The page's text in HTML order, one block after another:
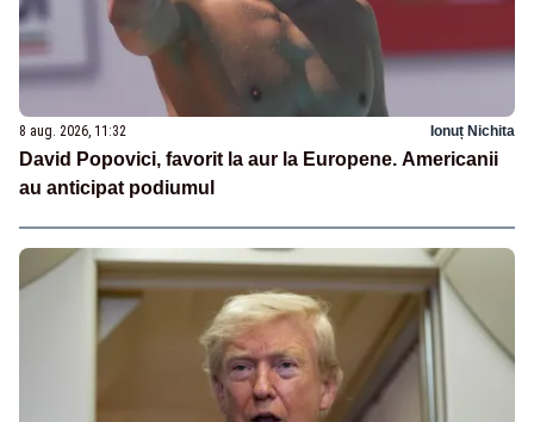
8 aug. 2026, 11:32 Ionuț Nichita
David Popovici, favorit la aur la Europene. Americanii
au anticipat podiumul